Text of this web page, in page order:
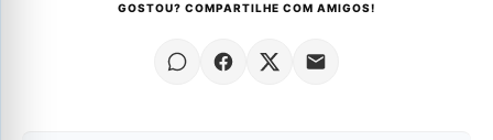
GOSTOU? COMPARTILHE COM AMIGOS!